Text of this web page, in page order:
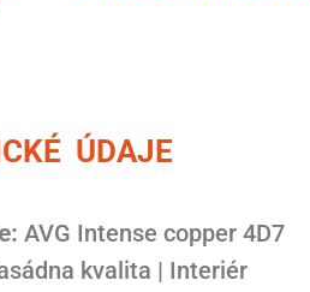
ÚDAJE
AVG Intense copper 4D7
kvalita | Interiér